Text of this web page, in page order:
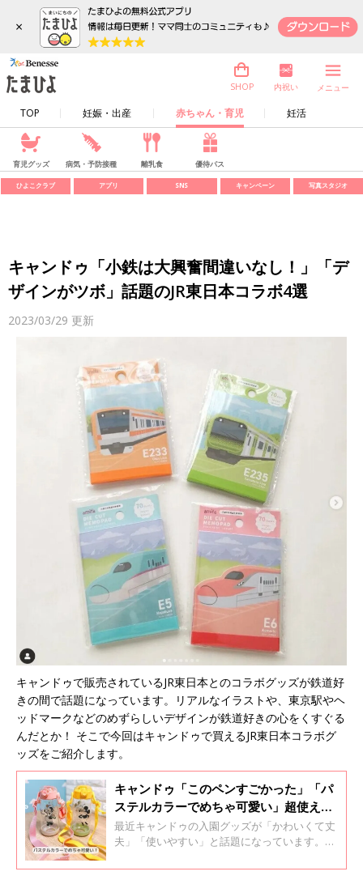
×
TOP 妊娠・出産 赤ちゃん・育児 妊活
SHOP 内祝い メニュー
育児グッズ 病気・予防接種 離乳食 優待パス
ひよこクラブ アプリ SNS キャンペーン 写真スタジオ
キャンドゥ「小鉄は大興奮間違いなし！」「デ
ザインがツボ」話題のJR東日本コラボ4選
2023/03/29 更新
キャンドゥで販売されているJR東日本とのコラボグッズが鉄道好
きの間で話題になっています。リアルなイラストや、東京駅やヘ
ッドマークなどのめずらしいデザインが鉄道好きの心をくすぐる
んだとか！ そこで今回はキャンドゥで買えるJR東日本コラボグ
ッズをご紹介します。
キャンドゥ「このペンすごかった」「パ
ステルカラーでめちゃ可愛い」超使える
入園グッズ5選
最近キャンドゥの入園グッズが「かわいくて丈
夫」「使いやすい」と話題になっています。巾
インスタグラムの投稿から厳選したキャンドゥ